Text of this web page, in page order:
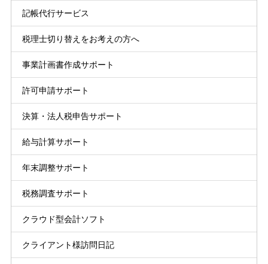
記帳代行サービス
税理士切り替えをお考えの方へ
事業計画書作成サポート
許可申請サポート
決算・法人税申告サポート
給与計算サポート
年末調整サポート
税務調査サポート
クラウド型会計ソフト
クライアント様訪問日記